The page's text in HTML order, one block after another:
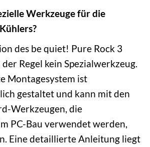
Werkzeuge für die
des be quiet! Pure Rock 3
Regel kein Spezialwerkzeug.
Montagesystem ist
gestaltet und kann mit den
Werkzeugen, die
PC-Bau verwendet werden,
Eine detaillierte Anleitung liegt